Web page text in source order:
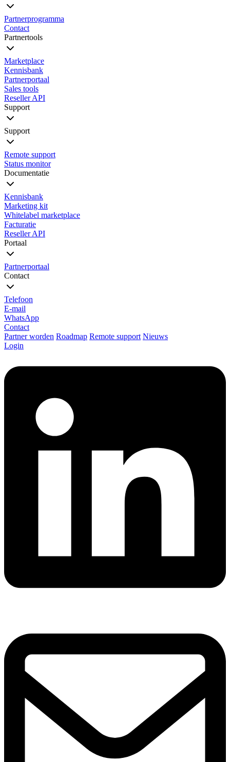
Partnerprogramma
Contact
Partnertools
Marketplace
Kennisbank
Partnerportaal
Sales tools
Reseller API
Support
Support
Remote support
Status monitor
Documentatie
Kennisbank
Marketing kit
Whitelabel marketplace
Facturatie
Reseller API
Portaal
Partnerportaal
Contact
Telefoon
E-mail
WhatsApp
Contact
Partner worden Roadmap Remote support Nieuws
Login